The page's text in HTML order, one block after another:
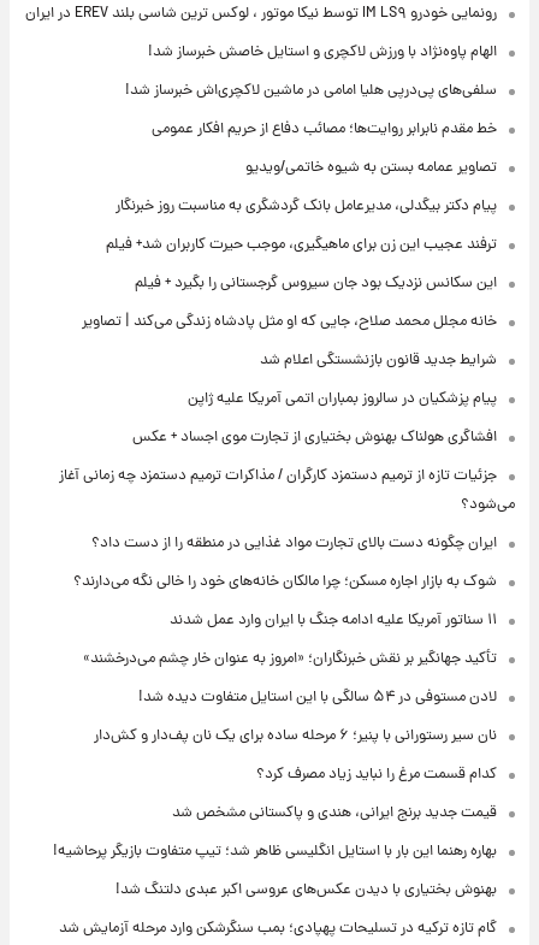
رونمایی خودرو IM LS۹ توسط نیکا موتور ، لوکس ترین شاسی بلند EREV در ایران
الهام پاوه‌نژاد با ورزش لاکچری و استایل خاصش خبرساز شد!
سلفی‌های پی‌درپی هلیا امامی در ماشین لاکچری‌اش خبرساز شد!
خط مقدم نابرابر روایت‌ها؛ مصائب دفاع از حریم افکار عمومی
تصاویر عمامه بستن به شیوه خاتمی/ویدیو
پیام دکتر بیگدلی، مدیرعامل بانک گردشگری به مناسبت روز خبرنگار
ترفند عجیب این زن برای ماهیگیری، موجب حیرت کاربران شد+ فیلم
این سکانس نزدیک بود جان سیروس گرجستانی را بگیرد + فیلم
خانه مجلل محمد صلاح، جایی که او مثل پادشاه زندگی می‌کند | تصاویر
شرایط جدید قانون بازنشستگی اعلام شد
پیام پزشکیان در سالروز بمباران اتمی آمریکا علیه ژاپن
افشاگری هولناک بهنوش بختیاری از تجارت موی اجساد + عکس
جزئیات تازه از ترمیم دستمزد کارگران / مذاکرات ترمیم دستمزد چه زمانی آغاز
می‌شود؟
ایران چگونه دست بالای تجارت مواد غذایی در منطقه را از دست داد؟
شوک به بازار اجاره مسکن؛ چرا مالکان خانه‌های خود را خالی نگه می‌دارند؟
۱۱ سناتور آمریکا علیه ادامه جنگ با ایران وارد عمل شدند
تأکید جهانگیر بر نقش خبرنگاران؛ «امروز به عنوان خار چشم می‌درخشند»
لادن مستوفی در ۵۴ سالگی با این استایل متفاوت دیده شد!
نان سیر رستورانی با پنیر؛ ۶ مرحله ساده برای یک نان پف‌دار و کش‌دار
کدام قسمت مرغ را نباید زیاد مصرف کرد؟
قیمت جدید برنج ایرانی، هندی و پاکستانی مشخص شد
بهاره رهنما این بار با استایل انگلیسی ظاهر شد؛ تیپ متفاوت بازیگر پرحاشیه!
بهنوش بختیاری با دیدن عکس‌های عروسی اکبر عبدی دلتنگ شد!
گام تازه ترکیه در تسلیحات پهپادی؛ بمب سنگرشکن وارد مرحله آزمایش شد